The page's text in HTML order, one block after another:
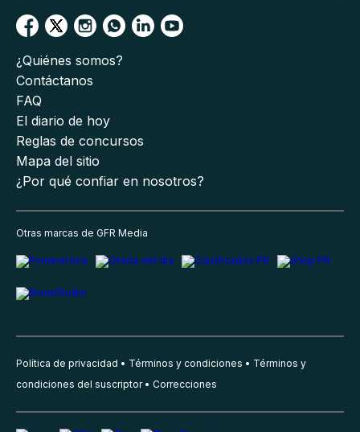
¿Quiénes somos?
Contáctanos
FAQ
El diario de hoy
Reglas de concursos
Mapa del sitio
¿Por qué confiar en nosotros?
Otras marcas de GFR Media
Política de privacidad Términos y condiciones
Términos y
condiciones del suscriptor
Correcciones